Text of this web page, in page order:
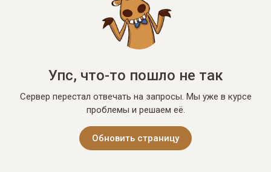
Упс, что-то пошло не так
Сервер перестал отвечать на запросы. Мы уже в курсе
проблемы и решаем её.
Обновить страницу